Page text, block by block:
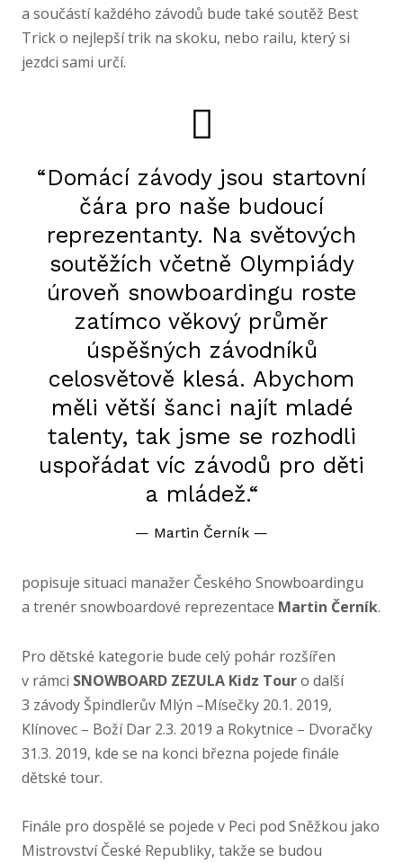
a součástí každého závodů bude také soutěž Best
Trick o nejlepší trik na skoku, nebo railu, který si
jezdci sami určí.
“Domácí závody jsou startovní
čára pro naše budoucí
reprezentanty. Na světových
soutěžích včetně Olympiády
úroveň snowboardingu roste
zatímco věkový průměr
úspěšných závodníků
celosvětově klesá. Abychom
měli větší šanci najít mladé
talenty, tak jsme se rozhodli
uspořádat víc závodů pro děti
a mládež.“
— Martin Černík —
popisuje situaci manažer Českého Snowboardingu
a trenér snowboardové reprezentace Martin Černík.
Pro dětské kategorie bude celý pohár rozšířen
v rámci SNOWBOARD ZEZULA Kidz Touro další
3 závody Špindlerův Mlýn –Mísečky 20.1. 2019,
Klínovec – Boží Dar 2.3. 2019 a Rokytnice – Dvoračky
31.3. 2019, kde se na konci března pojede finále
dětské tour.
Finále pro dospělé se pojede v Peci pod Sněžkou jako
Mistrovství České Republiky, takže se budou